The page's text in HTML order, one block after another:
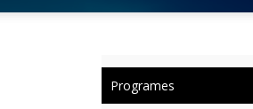
Programes